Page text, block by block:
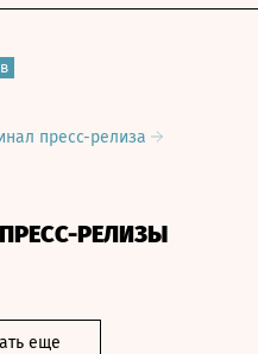
пресс-релиза
РЕЛИЗЫ
еще